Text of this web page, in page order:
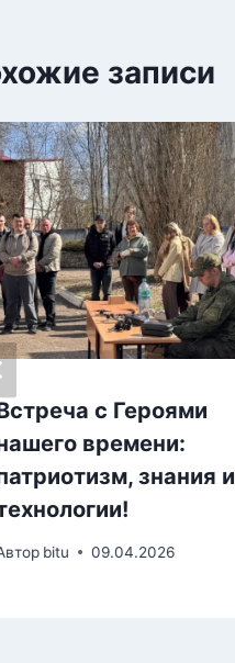
записи
с Героями
времени:
знания и
bitu 09.04.2026